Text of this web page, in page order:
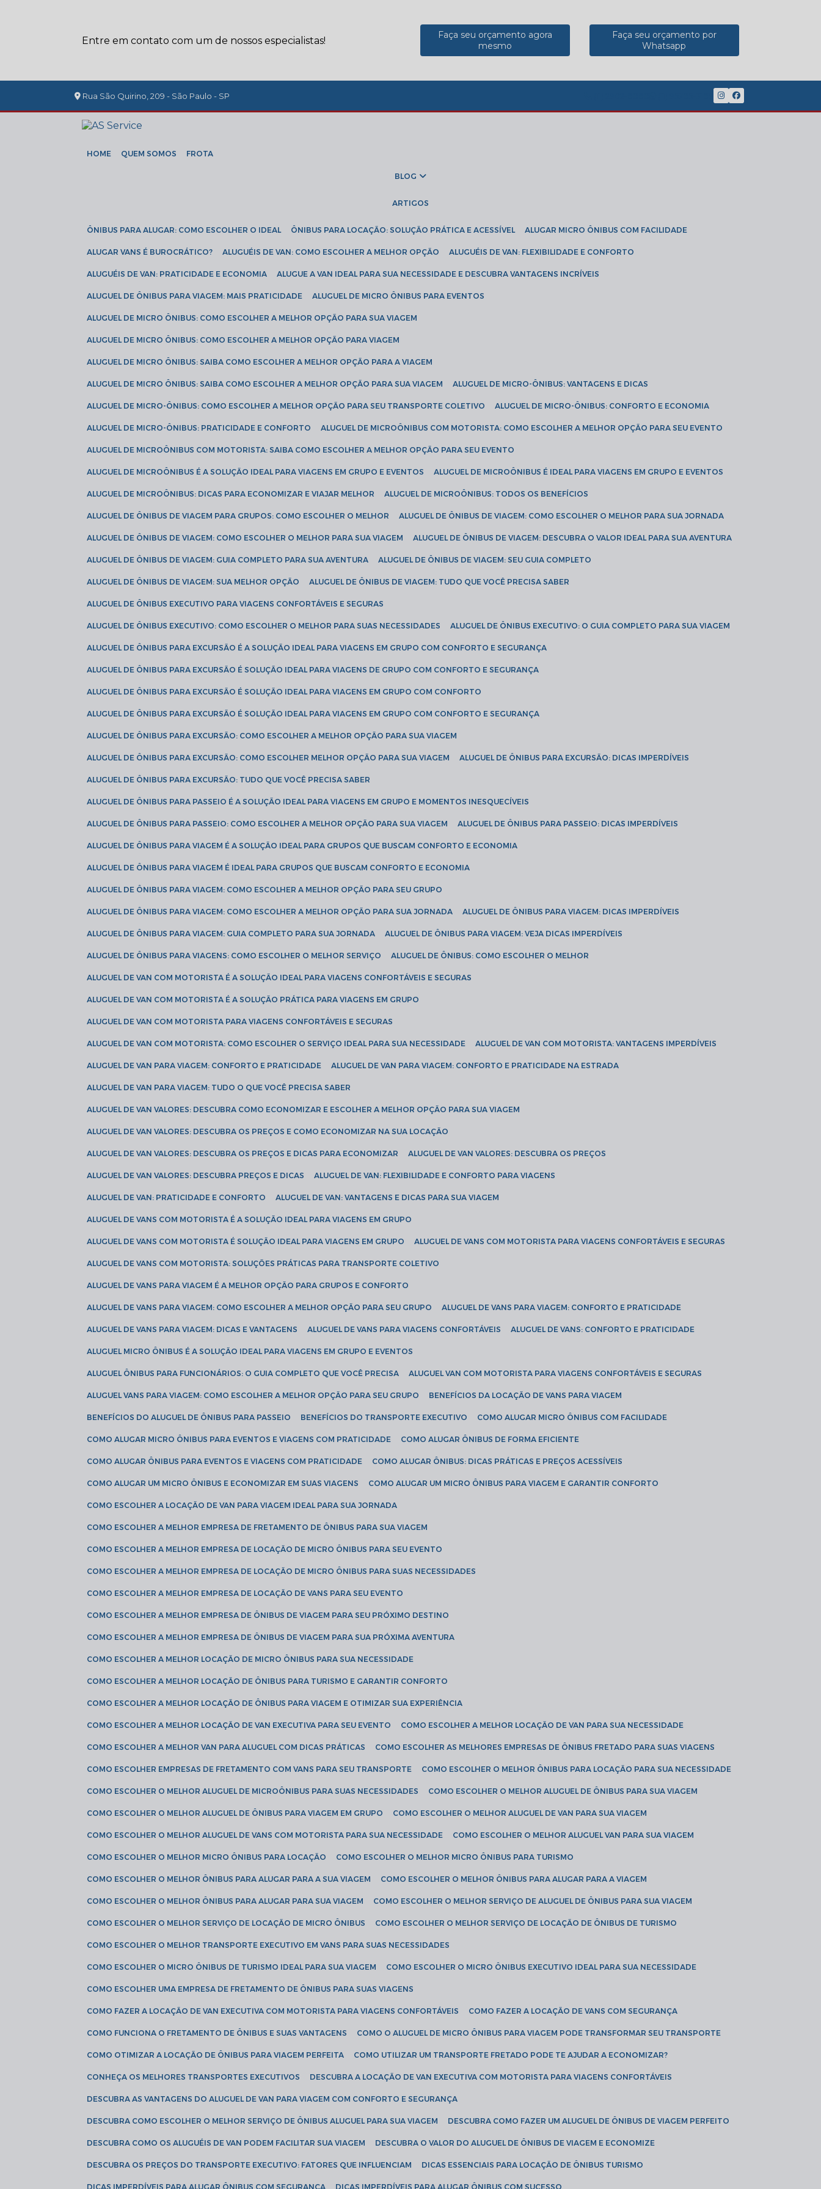
Entre em contato com um de nossos especialistas!
Faça seu orçamento agora
mesmo
Faça seu orçamento por
Whatsapp
Rua São Quirino, 209 - São Paulo - SP
HOME QUEM SOMOS FROTA
BLOG
ARTIGOS
ÔNIBUS PARA ALUGAR: COMO ESCOLHER O IDEAL ÔNIBUS PARA LOCAÇÃO: SOLUÇÃO PRÁTICA E ACESSÍVEL ALUGAR MICRO ÔNIBUS COM FACILIDADE
ALUGAR VANS É BUROCRÁTICO? ALUGUÉIS DE VAN: COMO ESCOLHER A MELHOR OPÇÃO ALUGUÉIS DE VAN: FLEXIBILIDADE E CONFORTO
ALUGUÉIS DE VAN: PRATICIDADE E ECONOMIA ALUGUE A VAN IDEAL PARA SUA NECESSIDADE E DESCUBRA VANTAGENS INCRÍVEIS
ALUGUEL DE ÔNIBUS PARA VIAGEM: MAIS PRATICIDADE ALUGUEL DE MICRO ÔNIBUS PARA EVENTOS
ALUGUEL DE MICRO ÔNIBUS: COMO ESCOLHER A MELHOR OPÇÃO PARA SUA VIAGEM
ALUGUEL DE MICRO ÔNIBUS: COMO ESCOLHER A MELHOR OPÇÃO PARA VIAGEM
ALUGUEL DE MICRO ÔNIBUS: SAIBA COMO ESCOLHER A MELHOR OPÇÃO PARA A VIAGEM
ALUGUEL DE MICRO ÔNIBUS: SAIBA COMO ESCOLHER A MELHOR OPÇÃO PARA SUA VIAGEM ALUGUEL DE MICRO-ÔNIBUS: VANTAGENS E DICAS
ALUGUEL DE MICRO-ÔNIBUS: COMO ESCOLHER A MELHOR OPÇÃO PARA SEU TRANSPORTE COLETIVO ALUGUEL DE MICRO-ÔNIBUS: CONFORTO E ECONOMIA
ALUGUEL DE MICRO-ÔNIBUS: PRATICIDADE E CONFORTO ALUGUEL DE MICROÔNIBUS COM MOTORISTA: COMO ESCOLHER A MELHOR OPÇÃO PARA SEU EVENTO
ALUGUEL DE MICROÔNIBUS COM MOTORISTA: SAIBA COMO ESCOLHER A MELHOR OPÇÃO PARA SEU EVENTO
ALUGUEL DE MICROÔNIBUS É A SOLUÇÃO IDEAL PARA VIAGENS EM GRUPO E EVENTOS ALUGUEL DE MICROÔNIBUS É IDEAL PARA VIAGENS EM GRUPO E EVENTOS
ALUGUEL DE MICROÔNIBUS: DICAS PARA ECONOMIZAR E VIAJAR MELHOR ALUGUEL DE MICROÔNIBUS: TODOS OS BENEFÍCIOS
ALUGUEL DE ÔNIBUS DE VIAGEM PARA GRUPOS: COMO ESCOLHER O MELHOR ALUGUEL DE ÔNIBUS DE VIAGEM: COMO ESCOLHER O MELHOR PARA SUA JORNADA
ALUGUEL DE ÔNIBUS DE VIAGEM: COMO ESCOLHER O MELHOR PARA SUA VIAGEM ALUGUEL DE ÔNIBUS DE VIAGEM: DESCUBRA O VALOR IDEAL PARA SUA AVENTURA
ALUGUEL DE ÔNIBUS DE VIAGEM: GUIA COMPLETO PARA SUA AVENTURA ALUGUEL DE ÔNIBUS DE VIAGEM: SEU GUIA COMPLETO
ALUGUEL DE ÔNIBUS DE VIAGEM: SUA MELHOR OPÇÃO ALUGUEL DE ÔNIBUS DE VIAGEM: TUDO QUE VOCÊ PRECISA SABER
ALUGUEL DE ÔNIBUS EXECUTIVO PARA VIAGENS CONFORTÁVEIS E SEGURAS
ALUGUEL DE ÔNIBUS EXECUTIVO: COMO ESCOLHER O MELHOR PARA SUAS NECESSIDADES ALUGUEL DE ÔNIBUS EXECUTIVO: O GUIA COMPLETO PARA SUA VIAGEM
ALUGUEL DE ÔNIBUS PARA EXCURSÃO É A SOLUÇÃO IDEAL PARA VIAGENS EM GRUPO COM CONFORTO E SEGURANÇA
ALUGUEL DE ÔNIBUS PARA EXCURSÃO É SOLUÇÃO IDEAL PARA VIAGENS DE GRUPO COM CONFORTO E SEGURANÇA
ALUGUEL DE ÔNIBUS PARA EXCURSÃO É SOLUÇÃO IDEAL PARA VIAGENS EM GRUPO COM CONFORTO
ALUGUEL DE ÔNIBUS PARA EXCURSÃO É SOLUÇÃO IDEAL PARA VIAGENS EM GRUPO COM CONFORTO E SEGURANÇA
ALUGUEL DE ÔNIBUS PARA EXCURSÃO: COMO ESCOLHER A MELHOR OPÇÃO PARA SUA VIAGEM
ALUGUEL DE ÔNIBUS PARA EXCURSÃO: COMO ESCOLHER MELHOR OPÇÃO PARA SUA VIAGEM ALUGUEL DE ÔNIBUS PARA EXCURSÃO: DICAS IMPERDÍVEIS
ALUGUEL DE ÔNIBUS PARA EXCURSÃO: TUDO QUE VOCÊ PRECISA SABER
ALUGUEL DE ÔNIBUS PARA PASSEIO É A SOLUÇÃO IDEAL PARA VIAGENS EM GRUPO E MOMENTOS INESQUECÍVEIS
ALUGUEL DE ÔNIBUS PARA PASSEIO: COMO ESCOLHER A MELHOR OPÇÃO PARA SUA VIAGEM ALUGUEL DE ÔNIBUS PARA PASSEIO: DICAS IMPERDÍVEIS
ALUGUEL DE ÔNIBUS PARA VIAGEM É A SOLUÇÃO IDEAL PARA GRUPOS QUE BUSCAM CONFORTO E ECONOMIA
ALUGUEL DE ÔNIBUS PARA VIAGEM É IDEAL PARA GRUPOS QUE BUSCAM CONFORTO E ECONOMIA
ALUGUEL DE ÔNIBUS PARA VIAGEM: COMO ESCOLHER A MELHOR OPÇÃO PARA SEU GRUPO
ALUGUEL DE ÔNIBUS PARA VIAGEM: COMO ESCOLHER A MELHOR OPÇÃO PARA SUA JORNADA ALUGUEL DE ÔNIBUS PARA VIAGEM: DICAS IMPERDÍVEIS
ALUGUEL DE ÔNIBUS PARA VIAGEM: GUIA COMPLETO PARA SUA JORNADA ALUGUEL DE ÔNIBUS PARA VIAGEM: VEJA DICAS IMPERDÍVEIS
ALUGUEL DE ÔNIBUS PARA VIAGENS: COMO ESCOLHER O MELHOR SERVIÇO ALUGUEL DE ÔNIBUS: COMO ESCOLHER O MELHOR
ALUGUEL DE VAN COM MOTORISTA É A SOLUÇÃO IDEAL PARA VIAGENS CONFORTÁVEIS E SEGURAS
ALUGUEL DE VAN COM MOTORISTA É A SOLUÇÃO PRÁTICA PARA VIAGENS EM GRUPO
ALUGUEL DE VAN COM MOTORISTA PARA VIAGENS CONFORTÁVEIS E SEGURAS
ALUGUEL DE VAN COM MOTORISTA: COMO ESCOLHER O SERVIÇO IDEAL PARA SUA NECESSIDADE ALUGUEL DE VAN COM MOTORISTA: VANTAGENS IMPERDÍVEIS
ALUGUEL DE VAN PARA VIAGEM: CONFORTO E PRATICIDADE ALUGUEL DE VAN PARA VIAGEM: CONFORTO E PRATICIDADE NA ESTRADA
ALUGUEL DE VAN PARA VIAGEM: TUDO O QUE VOCÊ PRECISA SABER
ALUGUEL DE VAN VALORES: DESCUBRA COMO ECONOMIZAR E ESCOLHER A MELHOR OPÇÃO PARA SUA VIAGEM
ALUGUEL DE VAN VALORES: DESCUBRA OS PREÇOS E COMO ECONOMIZAR NA SUA LOCAÇÃO
ALUGUEL DE VAN VALORES: DESCUBRA OS PREÇOS E DICAS PARA ECONOMIZAR ALUGUEL DE VAN VALORES: DESCUBRA OS PREÇOS
ALUGUEL DE VAN VALORES: DESCUBRA PREÇOS E DICAS ALUGUEL DE VAN: FLEXIBILIDADE E CONFORTO PARA VIAGENS
ALUGUEL DE VAN: PRATICIDADE E CONFORTO ALUGUEL DE VAN: VANTAGENS E DICAS PARA SUA VIAGEM
ALUGUEL DE VANS COM MOTORISTA É A SOLUÇÃO IDEAL PARA VIAGENS EM GRUPO
ALUGUEL DE VANS COM MOTORISTA É SOLUÇÃO IDEAL PARA VIAGENS EM GRUPO ALUGUEL DE VANS COM MOTORISTA PARA VIAGENS CONFORTÁVEIS E SEGURAS
ALUGUEL DE VANS COM MOTORISTA: SOLUÇÕES PRÁTICAS PARA TRANSPORTE COLETIVO
ALUGUEL DE VANS PARA VIAGEM É A MELHOR OPÇÃO PARA GRUPOS E CONFORTO
ALUGUEL DE VANS PARA VIAGEM: COMO ESCOLHER A MELHOR OPÇÃO PARA SEU GRUPO ALUGUEL DE VANS PARA VIAGEM: CONFORTO E PRATICIDADE
ALUGUEL DE VANS PARA VIAGEM: DICAS E VANTAGENS ALUGUEL DE VANS PARA VIAGENS CONFORTÁVEIS ALUGUEL DE VANS: CONFORTO E PRATICIDADE
ALUGUEL MICRO ÔNIBUS É A SOLUÇÃO IDEAL PARA VIAGENS EM GRUPO E EVENTOS
ALUGUEL ÔNIBUS PARA FUNCIONÁRIOS: O GUIA COMPLETO QUE VOCÊ PRECISA ALUGUEL VAN COM MOTORISTA PARA VIAGENS CONFORTÁVEIS E SEGURAS
ALUGUEL VANS PARA VIAGEM: COMO ESCOLHER A MELHOR OPÇÃO PARA SEU GRUPO BENEFÍCIOS DA LOCAÇÃO DE VANS PARA VIAGEM
BENEFÍCIOS DO ALUGUEL DE ÔNIBUS PARA PASSEIO BENEFÍCIOS DO TRANSPORTE EXECUTIVO COMO ALUGAR MICRO ÔNIBUS COM FACILIDADE
COMO ALUGAR MICRO ÔNIBUS PARA EVENTOS E VIAGENS COM PRATICIDADE COMO ALUGAR ÔNIBUS DE FORMA EFICIENTE
COMO ALUGAR ÔNIBUS PARA EVENTOS E VIAGENS COM PRATICIDADE COMO ALUGAR ÔNIBUS: DICAS PRÁTICAS E PREÇOS ACESSÍVEIS
COMO ALUGAR UM MICRO ÔNIBUS E ECONOMIZAR EM SUAS VIAGENS COMO ALUGAR UM MICRO ÔNIBUS PARA VIAGEM E GARANTIR CONFORTO
COMO ESCOLHER A LOCAÇÃO DE VAN PARA VIAGEM IDEAL PARA SUA JORNADA
COMO ESCOLHER A MELHOR EMPRESA DE FRETAMENTO DE ÔNIBUS PARA SUA VIAGEM
COMO ESCOLHER A MELHOR EMPRESA DE LOCAÇÃO DE MICRO ÔNIBUS PARA SEU EVENTO
COMO ESCOLHER A MELHOR EMPRESA DE LOCAÇÃO DE MICRO ÔNIBUS PARA SUAS NECESSIDADES
COMO ESCOLHER A MELHOR EMPRESA DE LOCAÇÃO DE VANS PARA SEU EVENTO
COMO ESCOLHER A MELHOR EMPRESA DE ÔNIBUS DE VIAGEM PARA SEU PRÓXIMO DESTINO
COMO ESCOLHER A MELHOR EMPRESA DE ÔNIBUS DE VIAGEM PARA SUA PRÓXIMA AVENTURA
COMO ESCOLHER A MELHOR LOCAÇÃO DE MICRO ÔNIBUS PARA SUA NECESSIDADE
COMO ESCOLHER A MELHOR LOCAÇÃO DE ÔNIBUS PARA TURISMO E GARANTIR CONFORTO
COMO ESCOLHER A MELHOR LOCAÇÃO DE ÔNIBUS PARA VIAGEM E OTIMIZAR SUA EXPERIÊNCIA
COMO ESCOLHER A MELHOR LOCAÇÃO DE VAN EXECUTIVA PARA SEU EVENTO COMO ESCOLHER A MELHOR LOCAÇÃO DE VAN PARA SUA NECESSIDADE
COMO ESCOLHER A MELHOR VAN PARA ALUGUEL COM DICAS PRÁTICAS COMO ESCOLHER AS MELHORES EMPRESAS DE ÔNIBUS FRETADO PARA SUAS VIAGENS
COMO ESCOLHER EMPRESAS DE FRETAMENTO COM VANS PARA SEU TRANSPORTE COMO ESCOLHER O MELHOR ÔNIBUS PARA LOCAÇÃO PARA SUA NECESSIDADE
COMO ESCOLHER O MELHOR ALUGUEL DE MICROÔNIBUS PARA SUAS NECESSIDADES COMO ESCOLHER O MELHOR ALUGUEL DE ÔNIBUS PARA SUA VIAGEM
COMO ESCOLHER O MELHOR ALUGUEL DE ÔNIBUS PARA VIAGEM EM GRUPO COMO ESCOLHER O MELHOR ALUGUEL DE VAN PARA SUA VIAGEM
COMO ESCOLHER O MELHOR ALUGUEL DE VANS COM MOTORISTA PARA SUA NECESSIDADE COMO ESCOLHER O MELHOR ALUGUEL VAN PARA SUA VIAGEM
COMO ESCOLHER O MELHOR MICRO ÔNIBUS PARA LOCAÇÃO COMO ESCOLHER O MELHOR MICRO ÔNIBUS PARA TURISMO
COMO ESCOLHER O MELHOR ÔNIBUS PARA ALUGAR PARA A SUA VIAGEM COMO ESCOLHER O MELHOR ÔNIBUS PARA ALUGAR PARA A VIAGEM
COMO ESCOLHER O MELHOR ÔNIBUS PARA ALUGAR PARA SUA VIAGEM COMO ESCOLHER O MELHOR SERVIÇO DE ALUGUEL DE ÔNIBUS PARA SUA VIAGEM
COMO ESCOLHER O MELHOR SERVIÇO DE LOCAÇÃO DE MICRO ÔNIBUS COMO ESCOLHER O MELHOR SERVIÇO DE LOCAÇÃO DE ÔNIBUS DE TURISMO
COMO ESCOLHER O MELHOR TRANSPORTE EXECUTIVO EM VANS PARA SUAS NECESSIDADES
COMO ESCOLHER O MICRO ÔNIBUS DE TURISMO IDEAL PARA SUA VIAGEM COMO ESCOLHER O MICRO ÔNIBUS EXECUTIVO IDEAL PARA SUA NECESSIDADE
COMO ESCOLHER UMA EMPRESA DE FRETAMENTO DE ÔNIBUS PARA SUAS VIAGENS
COMO FAZER A LOCAÇÃO DE VAN EXECUTIVA COM MOTORISTA PARA VIAGENS CONFORTÁVEIS COMO FAZER A LOCAÇÃO DE VANS COM SEGURANÇA
COMO FUNCIONA O FRETAMENTO DE ÔNIBUS E SUAS VANTAGENS COMO O ALUGUEL DE MICRO ÔNIBUS PARA VIAGEM PODE TRANSFORMAR SEU TRANSPORTE
COMO OTIMIZAR A LOCAÇÃO DE ÔNIBUS PARA VIAGEM PERFEITA COMO UTILIZAR UM TRANSPORTE FRETADO PODE TE AJUDAR A ECONOMIZAR?
CONHEÇA OS MELHORES TRANSPORTES EXECUTIVOS DESCUBRA A LOCAÇÃO DE VAN EXECUTIVA COM MOTORISTA PARA VIAGENS CONFORTÁVEIS
DESCUBRA AS VANTAGENS DO ALUGUEL DE VAN PARA VIAGEM COM CONFORTO E SEGURANÇA
DESCUBRA COMO ESCOLHER O MELHOR SERVIÇO DE ÔNIBUS ALUGUEL PARA SUA VIAGEM DESCUBRA COMO FAZER UM ALUGUEL DE ÔNIBUS DE VIAGEM PERFEITO
DESCUBRA COMO OS ALUGUÉIS DE VAN PODEM FACILITAR SUA VIAGEM DESCUBRA O VALOR DO ALUGUEL DE ÔNIBUS DE VIAGEM E ECONOMIZE
DESCUBRA OS PREÇOS DO TRANSPORTE EXECUTIVO: FATORES QUE INFLUENCIAM DICAS ESSENCIAIS PARA LOCAÇÃO DE ÔNIBUS TURISMO
DICAS IMPERDÍVEIS PARA ALUGAR ÔNIBUS COM SEGURANÇA DICAS IMPERDÍVEIS PARA ALUGAR ÔNIBUS COM SUCESSO